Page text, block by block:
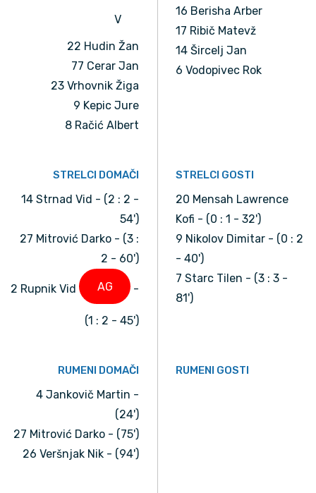
V
22 Hudin Žan
77 Cerar Jan
23 Vrhovnik Žiga
9 Kepic Jure
8 Račić Albert
16 Berisha Arber
17 Ribič Matevž
14 Šircelj Jan
6 Vodopivec Rok
STRELCI DOMAČI
14 Strnad Vid - (2 : 2 -
54')
27 Mitrović Darko - (3 :
2 - 60')
2 Rupnik Vid AG -
(1 : 2 - 45')
STRELCI GOSTI
20 Mensah Lawrence
Kofi - (0 : 1 - 32')
9 Nikolov Dimitar - (0 : 2
- 40')
7 Starc Tilen - (3 : 3 -
81')
RUMENI DOMAČI
4 Jankovič Martin -
(24')
27 Mitrović Darko - (75')
26 Veršnjak Nik - (94')
RUMENI GOSTI